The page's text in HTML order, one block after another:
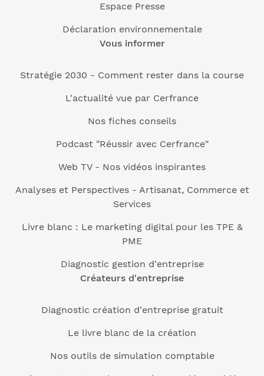
Espace Presse
Déclaration environnementale
Vous informer
Stratégie 2030 - Comment rester dans la course
L'actualité vue par Cerfrance
Nos fiches conseils
Podcast "Réussir avec Cerfrance"
Web TV - Nos vidéos inspirantes
Analyses et Perspectives - Artisanat, Commerce et
Services
Livre blanc : Le marketing digital pour les TPE &
PME
Diagnostic gestion d'entreprise
Créateurs d'entreprise
Diagnostic création d'entreprise gratuit
Le livre blanc de la création
Nos outils de simulation comptable